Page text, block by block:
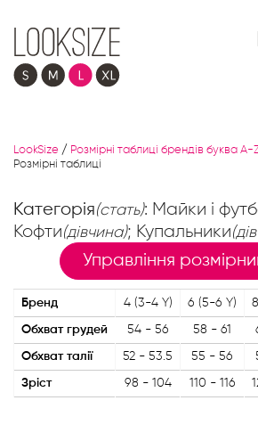
LookSize / Розмірні таблиці брендів буква A-
Розмірні таблиці
Категорія(стать): Майки і
Кофти(дівчина); Купальники
Управління
Бренд 4 (3-4 Y) 6 (5-6 Y)
Обхват грудей 54 - 56 58 - 61
Обхват талії 52 - 53.5 55 - 56
Зріст 98 - 104 110 - 116